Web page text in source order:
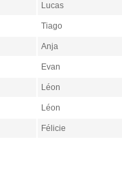
Lucas
Tiago
Anja
Evan
Léon
Léon
Félicie